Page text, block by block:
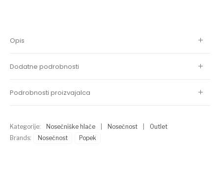
Kategorije: Nosečniške hlače Nosečnost
Outlet
Brands:
Nosečnost Popek
Opis
Dodatne podrobnosti
Podrobnosti proizvajalca